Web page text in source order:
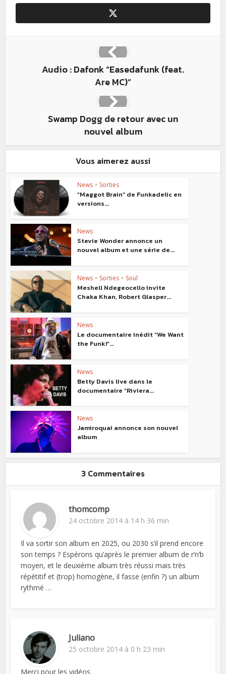
Audio : Dafonk “Easedafunk (feat.
Are MC)”
Swamp Dogg de retour avec un
nouvel album
Vous aimerez aussi
News • Sorties
“Maggot Brain” de Funkadelic en
versions...
News
Stevie Wonder annonce un
nouvel album et une série de...
News • Sorties • Soul
Meshell Ndegeocello invite
Chaka Khan, Robert Glasper...
News
Le documentaire inédit “We Want
the Funk!”...
News
Betty Davis live dans le
documentaire “Riviera...
News
Jamiroquai annonce son nouvel
album
3 Commentaires
thomcomp
24 octobre 2014 à 14 h 36 min
Il va sortir son album en 2025, ou 2030 s’il prend encore
son temps ? Espérons qu’après le premier album de r’n’b
moyen, et le deuxième album très réussi mais très
répétitif et (trop) homogène, il fasse (enfin ?) un album
rythmé …
Juliano
25 octobre 2014 à 0 h 23 min
Merci pour les vidéos.